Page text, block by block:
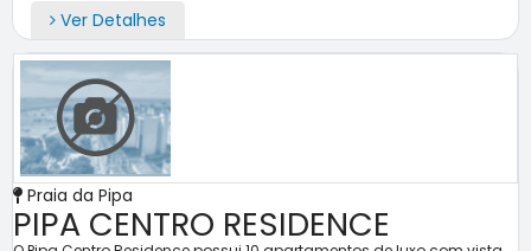
Ver Detalhes
Praia da Pipa
PIPA CENTRO RESIDENCE